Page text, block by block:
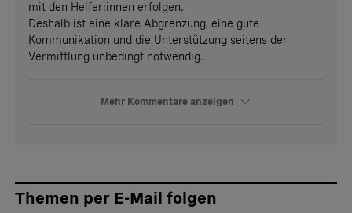
mit den Helfer:innen erfolgen.
Deshalb ist eine klare Abgrenzung, eine gute
Kommunikation und die Unterstützung seitens der
Vermittlung unbedingt notwendig.
Mehr Kommentare anzeigen
Themen per E-Mail folgen